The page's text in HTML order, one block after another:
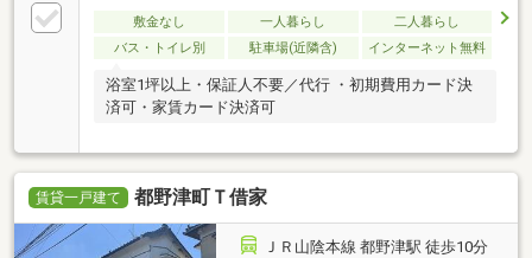
敷金なし 一人暮らし
二人暮らし
バス・トイレ別
駐車場(近隣含) インターネット無料
浴室1坪以上・保証人不要／代行 ・初期費用カード決
済可・家賃カード決済可
賃貸一戸建て 都野津町Ｔ借家
ＪＲ山陰本線 都野津駅 徒歩10分